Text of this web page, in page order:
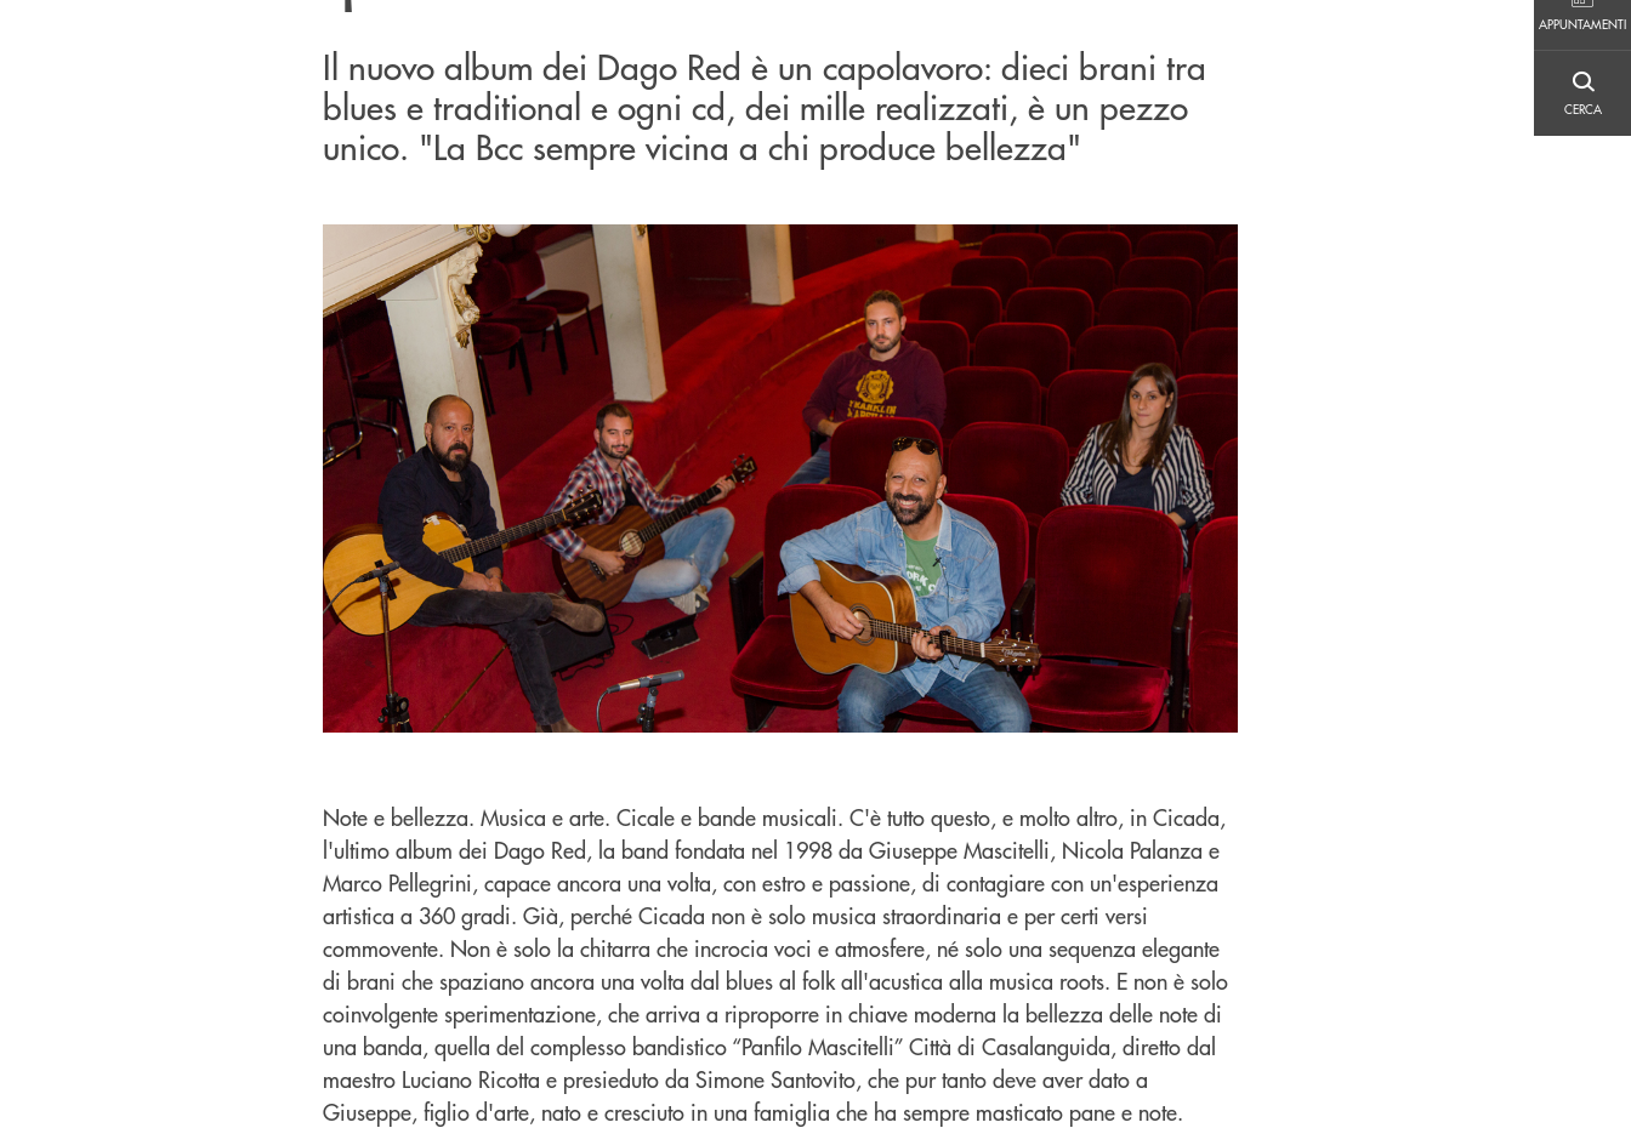
APPUNTAMENTI
CERCA
Il nuovo album dei Dago Red è un capolavoro: dieci brani tra
blues e traditional e ogni cd, dei mille realizzati, è un pezzo
unico. "La Bcc sempre vicina a chi produce bellezza"
Note e bellezza. Musica e arte. Cicale e bande musicali. C'è tutto questo, e molto altro, in Cicada,
l'ultimo album dei Dago Red, la band fondata nel 1998 da Giuseppe Mascitelli, Nicola Palanza e
Marco Pellegrini, capace ancora una volta, con estro e passione, di contagiare con un'esperienza
artistica a 360 gradi. Già, perché Cicada non è solo musica straordinaria e per certi versi
commovente. Non è solo la chitarra che incrocia voci e atmosfere, né solo una sequenza elegante
di brani che spaziano ancora una volta dal blues al folk all'acustica alla musica roots. E non è solo
coinvolgente sperimentazione, che arriva a riproporre in chiave moderna la bellezza delle note di
una banda, quella del complesso bandistico “Panfilo Mascitelli” Città di Casalanguida, diretto dal
maestro Luciano Ricotta e presieduto da Simone Santovito, che pur tanto deve aver dato a
Giuseppe, figlio d'arte, nato e cresciuto in una famiglia che ha sempre masticato pane e note.